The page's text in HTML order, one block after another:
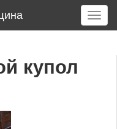
T
o
купол